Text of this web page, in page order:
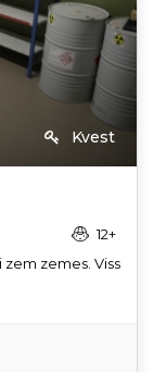
Kvest
12+
zemes. Viss